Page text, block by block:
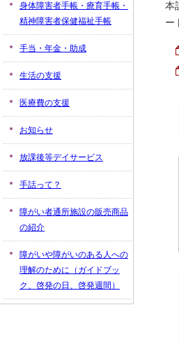
本
ー
身体障害者手帳・療育手帳・
精神障害者保健福祉手帳
手当・年金・助成
生活の支援
医療費の支援
お知らせ
放課後等デイサービス
手話って？
障がい者通所施設の販売商品
の紹介
障がいや障がいのある人への
理解のために（ガイドブッ
ク、啓発の日、啓発週間）